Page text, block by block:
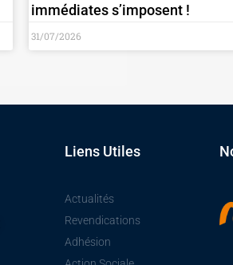
immédiates s’imposent !
31/07/2026
Liens Utiles
Actualités
Revendications
Adhésion